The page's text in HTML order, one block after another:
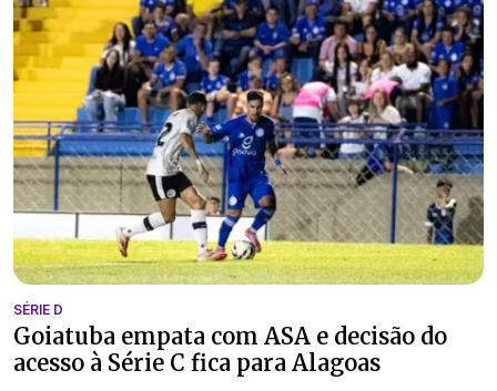
SÉRIE D
Goiatuba empata com ASA e decisão do
acesso à Série C fica para Alagoas